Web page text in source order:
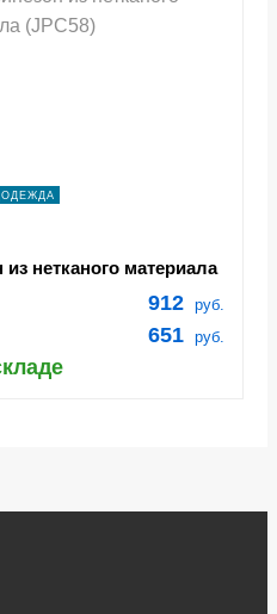
нетканого материала
912 руб.
651 руб.